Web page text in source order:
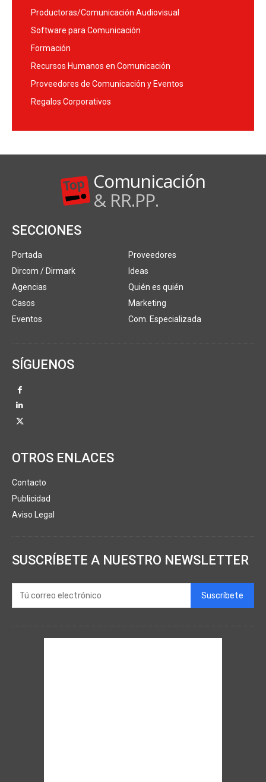
Productoras/Comunicación Audiovisual
Software para Comunicación
Formación
Recursos Humanos en Comunicación
Proveedores de Comunicación y Eventos
Regalos Corporativos
Comunicación
& RR.PP.
SECCIONES
Portada
Dircom / Dirmark
Agencias
Casos
Eventos
Proveedores
Ideas
Quién es quién
Marketing
Com. Especializada
SÍGUENOS
OTROS ENLACES
Contacto
Publicidad
Aviso Legal
SUSCRÍBETE A NUESTRO NEWSLETTER
Suscríbete